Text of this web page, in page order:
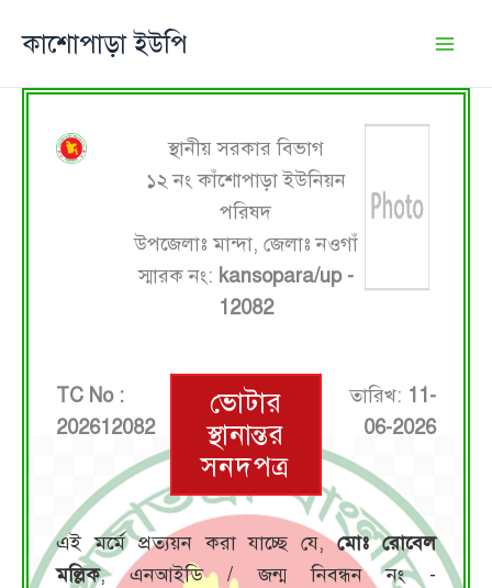
কাশোপাড়া ইউপি
স্থানীয় সরকার বিভাগ
১২ নং কাঁশোপাড়া ইউনিয়ন
পরিষদ
উপজেলাঃ মান্দা, জেলাঃ নওগাঁ
স্মারক নং: kansopara/up -
12082
TC No :
202612082
ভোটার
স্থানান্তর
সনদপত্র
তারিখ: 11-
06-2026
এই মর্মে প্রত্যয়ন করা যাচ্ছে যে,মোঃ রোবেল
মল্লিক, এনআইডি / জন্ম নিবন্ধন নং -